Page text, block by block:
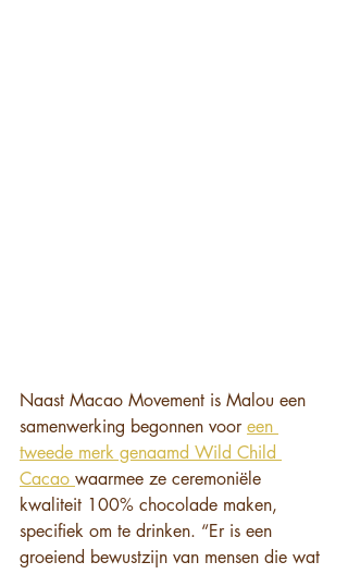
Naast Macao Movement is Malou een
samenwerking begonnen voor een
tweede merk genaamd Wild Child
Cacao waarmee ze ceremoniële
kwaliteit 100% chocolade maken,
specifiek om te drinken. “Er is een
groeiend bewustzijn van mensen die wat